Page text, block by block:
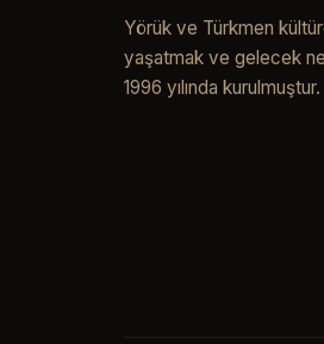
Yörük ve Türkmen
yaşatmak ve gelecek
1996 yılında kurulmuştur.